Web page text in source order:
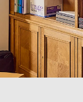
Contact
Médias